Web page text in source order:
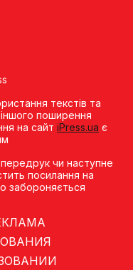
текстів та
поширення
на сайт iPress.ua є
чи наступне
посилання на
забороняється